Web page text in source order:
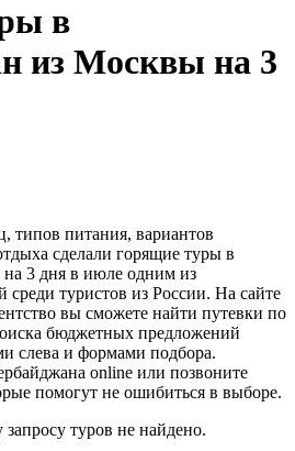
в
из Москвы на 3
типов питания, вариантов
сделали горящие туры в
3 дня в июле одним из
туристов из России. На сайте
вы сможете найти путевки по
бюджетных предложений
слева и формами подбора.
online или позвоните
помогут не ошибиться в выборе.
туров не найдено.